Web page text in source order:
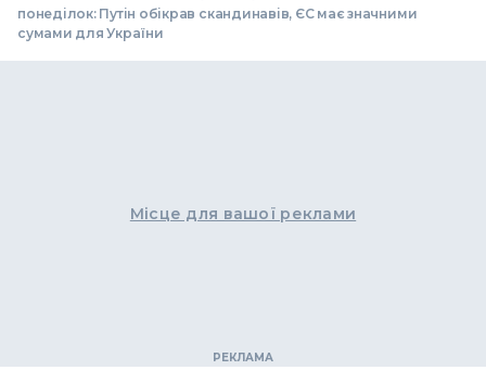
понеділок: Путін обікрав скандинавів, ЄС має значними
сумами для України
Місце для вашої реклами